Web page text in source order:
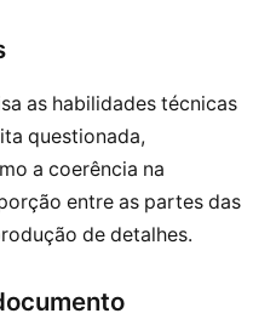
as habilidades técnicas
questionada,
a coerência na
entre as partes das
de detalhes.